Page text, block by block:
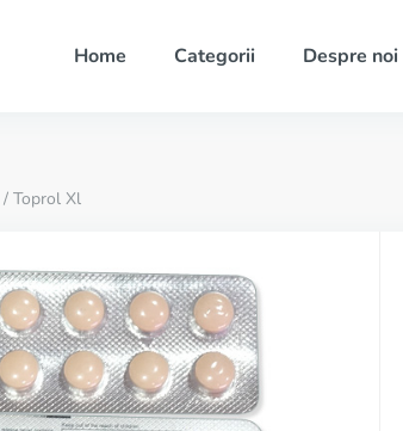
Home Categorii Despre noi
/ Toprol Xl